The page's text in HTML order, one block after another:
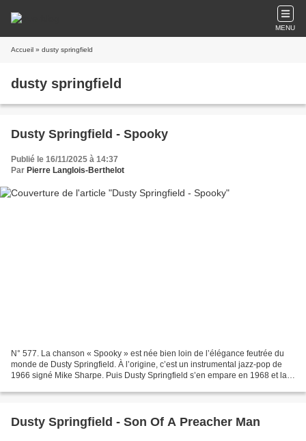
MENU
Accueil » dusty springfield
dusty springfield
Dusty Springfield - Spooky
Publié le 16/11/2025 à 14:37
Par Pierre Langlois-Berthelot
N° 577. La chanson « Spooky » est née bien loin de l’élégance feutrée du
monde de Dusty Springfield. À l’origine, c’est un instrumental jazz‑pop de
1966 signé Mike Sharpe. Puis Dusty Springfield s’en empare en 1968 et la
Dusty Springfield - Son Of A Preacher Man